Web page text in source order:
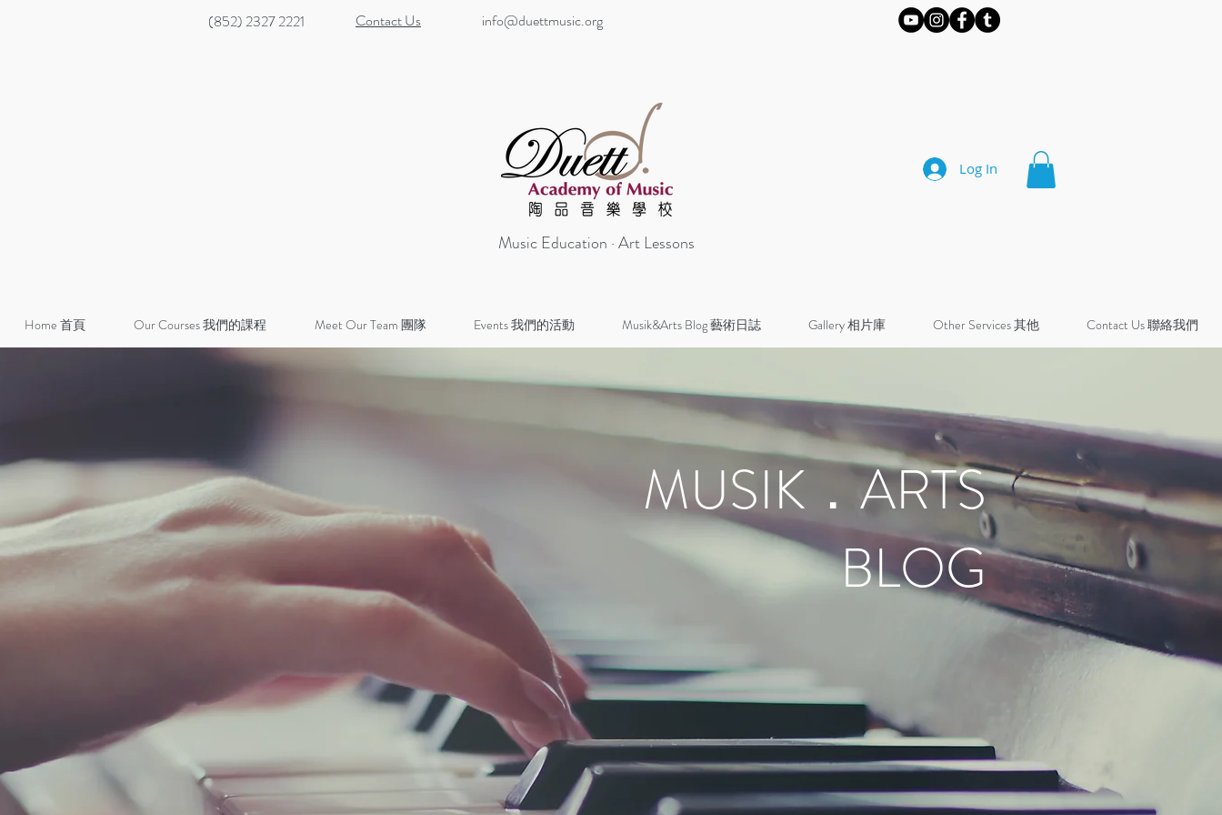
info@duettmusic.org
Contact Us
(852) 2327 2221
Log In
Music Education · Art Lessons
MUSIK．ARTS
BLOG
Home 首頁 Our Courses 我們的課程 Meet Our Team 團隊 Events 我們的活動 Musik&Arts Blog 藝術日誌 Gallery 相片庫 Other Services 其他 Contact Us 聯絡我們